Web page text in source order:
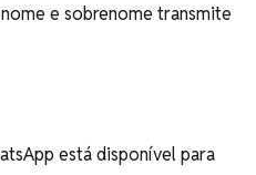
e sobrenome transmite
está disponível para